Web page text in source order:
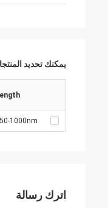
يمكنك تحديد
1000nm
اترك رسالة